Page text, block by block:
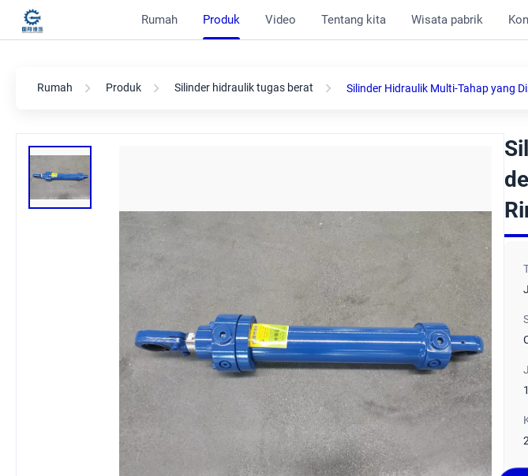
Rumah Produk Video Tentang kita Wisata pabrik
Rumah Produk Silinder hidraulik tugas berat Silinder Hidraulik Multi-Tahap yang